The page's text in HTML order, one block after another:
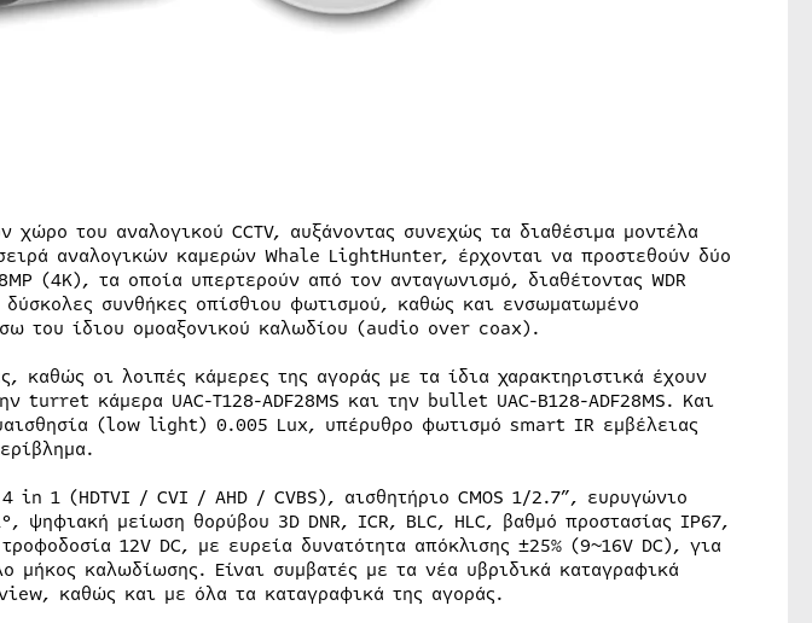
χώρο του αναλογικού CCTV, αυξάνοντας συνεχώς τα διαθέσιμα μοντέλα
αναλογικών καμερών Whale LightHunter, έρχονται να προστεθούν δύο
(4K), τα οποία υπερτερούν από τον ανταγωνισμό, διαθέτοντας WDR
συνθήκες οπίσθιου φωτισμού, καθώς και ενσωματωμένο
του ίδιου ομοαξονικού καλωδίου (audio over coax).
καθώς οι λοιπές κάμερες της αγοράς με τα ίδια χαρακτηριστικά έχουν
turret κάμερα UAC-T128-ADF28MS και την bullet UAC-B128-ADF28MS. Και
(low light) 0.005 Lux, υπέρυθρο φωτισμό smart IR εμβέλειας
in 1 (HDTVI / CVI / AHD / CVBS), αισθητήριο CMOS 1/2.7”, ευρυγώνιο
ψηφιακή μείωση θορύβου 3D DNR, ICR, BLC, HLC, βαθμό προστασίας IP67,
12V DC, με ευρεία δυνατότητα απόκλισης ±25% (9~16V DC), για
μήκος καλωδίωσης. Είναι συμβατές με τα νέα υβριδικά καταγραφικά
καθώς και με όλα τα καταγραφικά της αγοράς.